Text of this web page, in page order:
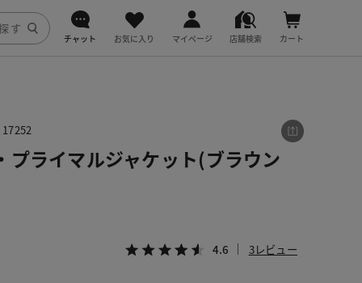
チャット お気に入り マイページ 店舗検索
fitfit
カート
プライマルジャケット(ブラウン
4.6 3レビュー